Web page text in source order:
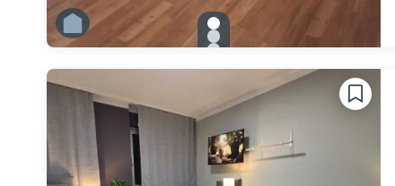
gallery.slide_selector
Zu Slide 1 wechseln
Zu Slide 2 wechseln
Zu Slide 4 wechseln
Zu Slide 5 wechseln
Zu Slide 6 wechseln